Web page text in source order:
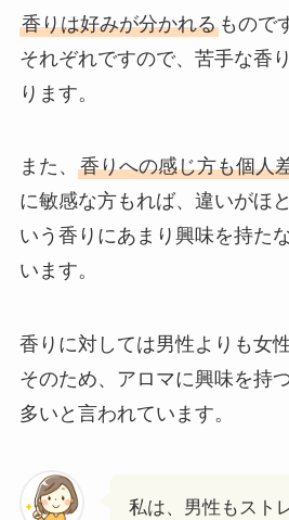
香りは好みが分かれるもので
それぞれですので、苦手な香
ります。
また、 香りへの感じ方も個人
に敏感な方もれば、違いがほ
いう香りにあまり興味を持た
います。
香りに対しては男性よりも女
そのため、アロマに興味を持
多いと言われています。
私は、男性もスト